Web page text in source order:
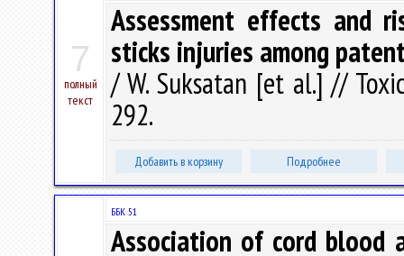
7
полный
текст
Assessment effects and
sticks injuries among
/ W. Suksatan [et al.] //
292.
Добавить в корзину Подробнее
ББК 51
Association of cord blood